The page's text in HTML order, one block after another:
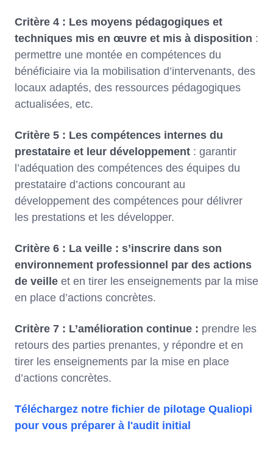
Critère 4 : Les moyens pédagogiques et
techniques mis en œuvre et mis à disposition :
permettre une montée en compétences du
bénéficiaire via la mobilisation d’intervenants, des
locaux adaptés, des ressources pédagogiques
actualisées, etc.
Critère 5 : Les compétences internes du
prestataire et leur développement : garantir
l’adéquation des compétences des équipes du
prestataire d’actions concourant au
développement des compétences pour délivrer
les prestations et les développer.
Critère 6 : La veille : s’inscrire dans son
environnement professionnel par des actions
de veille et en tirer les enseignements par la mise
en place d’actions concrètes.
Critère 7 : L’amélioration continue : prendre les
retours des parties prenantes, y répondre et en
tirer les enseignements par la mise en place
d’actions concrètes.
Téléchargez notre fichier de pilotage Qualiopi
pour vous préparer à l'audit initial